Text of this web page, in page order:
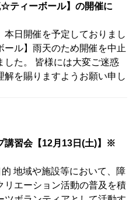
ティーボール】の開催に
日開催を予定しておりまし
ル】雨天のため開催を中止
した。 皆様には大変ご迷惑
解を賜りますようお願い申し
習会【12月13日(土)】※
地域や施設等において、障
リエーション活動の普及を積